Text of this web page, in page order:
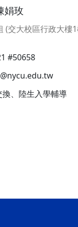
娟玫
(交大校區行政大樓
#50658
、陸生入學輔導